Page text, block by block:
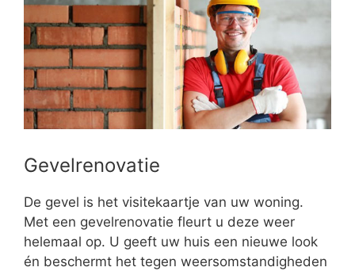
Gevelrenovatie
De gevel is het visitekaartje van uw woning.
Met een gevelrenovatie fleurt u deze weer
helemaal op. U geeft uw huis een nieuwe look
én beschermt het tegen weersomstandigheden